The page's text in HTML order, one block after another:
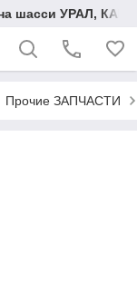
шасси УРАЛ,
Прочие ЗАПЧАСТИ